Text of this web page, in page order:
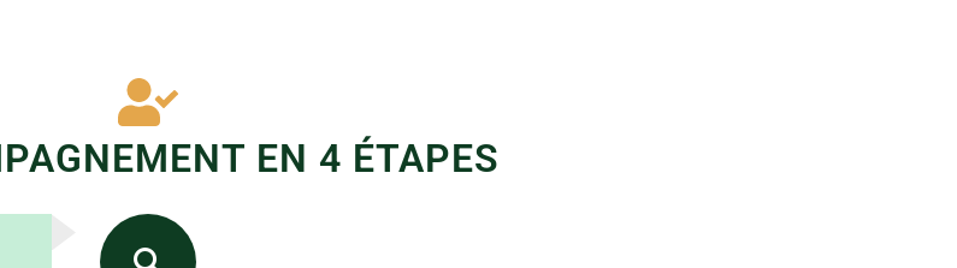
EN 4 ÉTAPES